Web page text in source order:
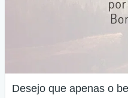
Desejo que apenas o